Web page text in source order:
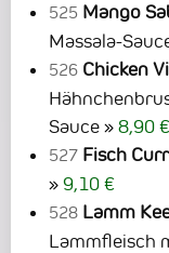
525 Mango
Massala-
526 Chicken
Sauce
8,90 €
527 Fisch
9,10 €
528 Lamm
Lammfleisch